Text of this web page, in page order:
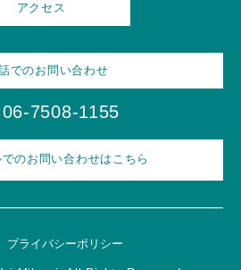
アクセス
でのお問い合わせ
7508-1155
でのお問い合わせはこちら
プライバシーポリシー